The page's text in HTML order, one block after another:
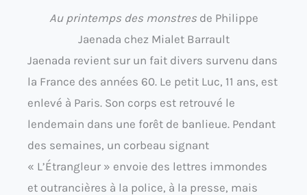
Au printemps des monstresde Philippe
Jaenada chez Mialet Barrault
Jaenada revient sur un fait divers survenu dans
la France des années 60. Le petit Luc, 11 ans, est
enlevé à Paris. Son corps est retrouvé le
lendemain dans une forêt de banlieue. Pendant
des semaines, un corbeau signant
« L’Étrangleur » envoie des lettres immondes
et outrancières à la police, à la presse, mais